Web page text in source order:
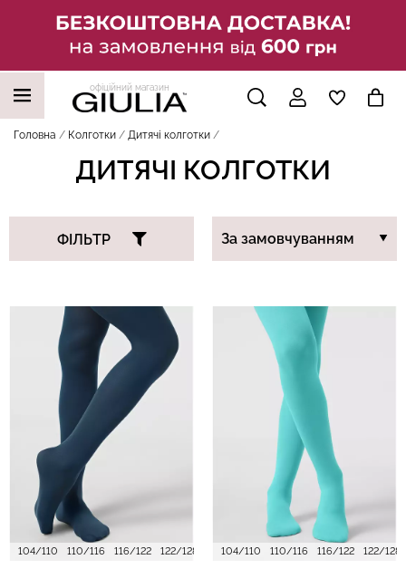
офіційний магазин
Головна Колготки Дитячі колготки
ДИТЯЧІ КОЛГОТКИ
ФІЛЬТР
104/110 110/116 116/122 122/128 128/134 140/146 152/158
104/110 110/116 116/122 122/128
НАШІ ТРЕНДОВІ ТОВАРИ
Безшовні легінси з
мікрофібри LEGGINGS 02
(чорний) Giulia
552 грн.789 грн.
Безшовні бразиліана з
легкою корекцією
BRASILIAN SHAPEWEAR
black (чорний) Giulia
258 грн. 369 грн.